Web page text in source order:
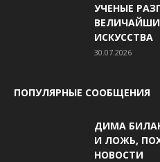
УЧЕНЫЕ
ИСКУССТВА
30.07.2026
ПОПУЛЯРНЫЕ СООБЩЕНИЯ
ДИМА
И ЛОЖЬ,
НОВОСТИ